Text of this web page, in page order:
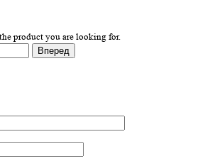
product you are looking for.